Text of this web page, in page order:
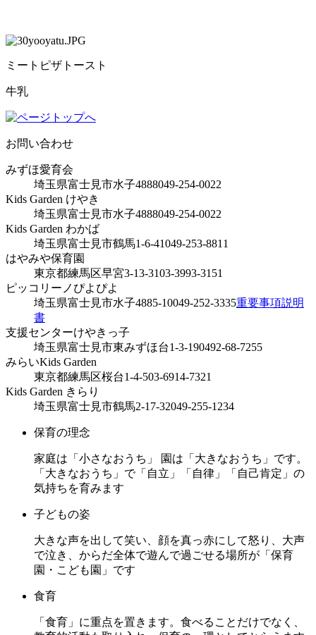
ミートピザトースト
牛乳
お問い合わせ
みずほ愛育会
埼玉県富士見市水子4888049-254-0022
Kids Garden けやき
埼玉県富士見市水子4888049-254-0022
Kids Garden わかば
埼玉県富士見市鶴馬1-6-41049-253-8811
はやみや保育園
東京都練馬区早宮3-13-3103-3993-3151
ピッコリーノぴよぴよ
埼玉県富士見市水子4885-10049-252-3335重要事項説明
書
支援センターけやきっ子
埼玉県富士見市東みずほ台1-3-190492-68-7255
みらいKids Garden
東京都練馬区桜台1-4-503-6914-7321
Kids Garden きらり
埼玉県富士見市鶴馬2-17-32049-255-1234
保育の理念
家庭は「小さなおうち」 園は「大きなおうち」です。
「大きなおうち」で「自立」「自律」「自己肯定」の
気持ちを育みます
子どもの姿
大きな声を出して笑い、顔を真っ赤にして怒り、大声
で泣き、からだ全体で遊んで過ごせる場所が「保育
園・こども園」です
食育
「食育」に重点を置きます。食べることだけでなく、